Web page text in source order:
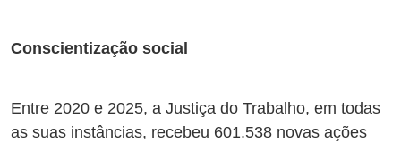
Conscientização social
Entre 2020 e 2025, a Justiça do Trabalho, em todas
as suas instâncias, recebeu 601.538 novas ações